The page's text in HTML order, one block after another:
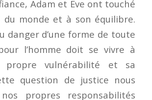
Adam et Eve ont touché
du monde et à son équilibre.
danger d’une forme de toute
l’homme doit se vivre à
propre vulnérabilité et sa
question de justice nous
propres responsabilités